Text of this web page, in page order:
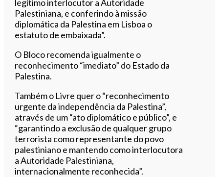
legítimo interlocutor a Autoridade
Palestiniana, e conferindo à missão
diplomática da Palestina em Lisboa o
estatuto de embaixada”.
O Bloco recomenda igualmente o
reconhecimento “imediato” do Estado da
Palestina.
Também o Livre quer o “reconhecimento
urgente da independência da Palestina”,
através de um “ato diplomático e público”, e
“garantindo a exclusão de qualquer grupo
terrorista como representante do povo
palestiniano e mantendo como interlocutora
a Autoridade Palestiniana,
internacionalmente reconhecida”.